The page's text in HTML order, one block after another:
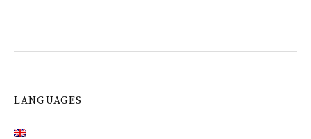
LANGUAGES